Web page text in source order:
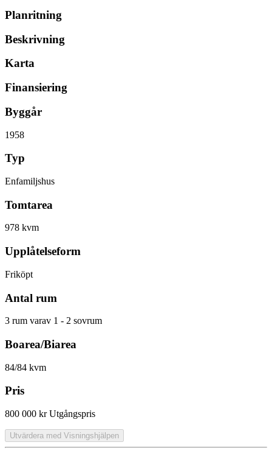
Planritning
Beskrivning
Karta
Finansiering
Byggår
1958
Typ
Enfamiljshus
Tomtarea
978 kvm
Upplåtelseform
Friköpt
Antal rum
3 rum varav 1 - 2 sovrum
Boarea/Biarea
84/84 kvm
Pris
800 000 kr Utgångspris
Utvärdera med Visningshjälpen